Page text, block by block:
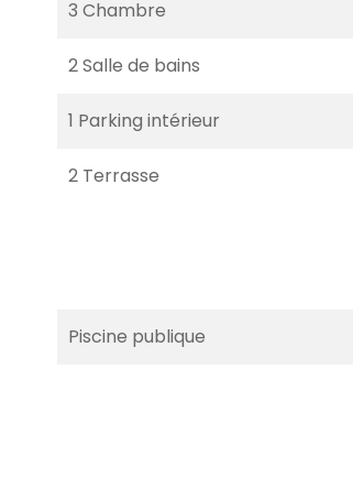
3 Chambre
2 Salle de bains
1 Parking intérieur
2 Terrasse
Piscine publique